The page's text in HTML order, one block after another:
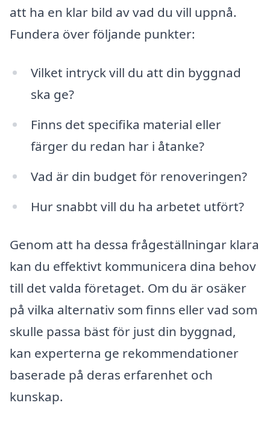
att ha en klar bild av vad du vill uppnå.
Fundera över följande punkter:
Vilket intryck vill du att din byggnad
ska ge?
Finns det specifika material eller
färger du redan har i åtanke?
Vad är din budget för renoveringen?
Hur snabbt vill du ha arbetet utfört?
Genom att ha dessa frågeställningar klara
kan du effektivt kommunicera dina behov
till det valda företaget. Om du är osäker
på vilka alternativ som finns eller vad som
skulle passa bäst för just din byggnad,
kan experterna ge rekommendationer
baserade på deras erfarenhet och
kunskap.